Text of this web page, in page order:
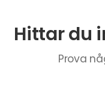
Hittar du
Prova